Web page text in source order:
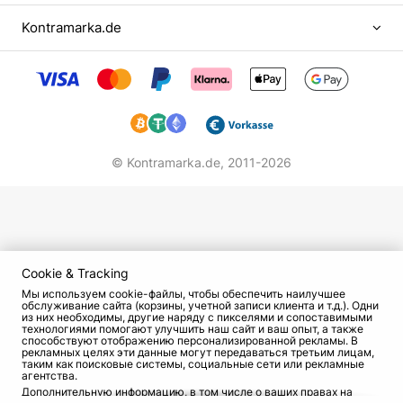
собой. Такой труд не остался без
вознаграждения. На нее обратила внимание
широкая публика, и в 1998 году в возрасте 17
Краснодар». За ним следовали новые победы и
«Вице-мисс Вселенная, Россия», «МК Европа» и
она получала образование в Краснодарском
музыкальном училище им. Н. А. Римского-
Корсакова. Но осознавая свои возможности и
имея такой большой потенциал, она бросила
вуз и отправилась покорять Москву.
Профессиональная деятельность
Kontramarka.de
© Kontramarka.de, 2011-2026
Cookie & Tracking
Мы используем cookie-файлы, чтобы обеспечить наилучшее
обслуживание сайта (корзины, учетной записи клиента и т.д.). Одни
из них необходимы, другие наряду с пикселями и сопоставимыми
технологиями помогают улучшить наш сайт и ваш опыт, а также
способствуют отображению персонализированной рекламы. В
рекламных целях эти данные могут передаваться третьим лицам,
таким как поисковые системы, социальные сети или рекламные
агентства.
Дополнительную информацию, в том числе о ваших правах на